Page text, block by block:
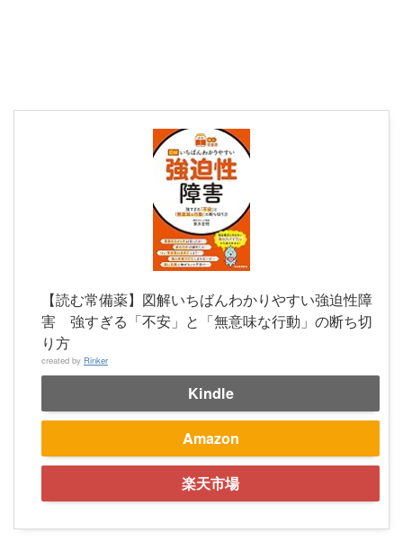
【読む常備薬】図解いちばんわかりやすい強迫性障
害 強すぎる「不安」と「無意味な行動」の断ち切
り方
created by Rinker
Kindle
Amazon
楽天市場